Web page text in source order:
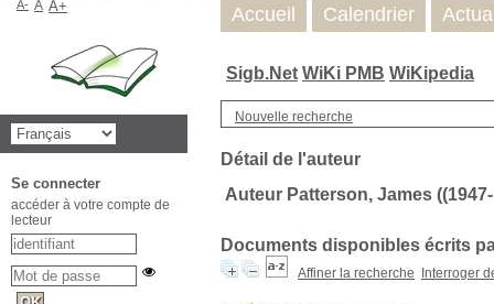
Sigb.Net WiKi PMB WiKipedia
Nouvelle recherche
Détail de l'auteur
Auteur Patterson, James ((1947-
Documents disponibles écrits
Affiner la recherche Interroger
Accueil Calendrier
A- A A+
Se connecter
accéder à votre compte de
lecteur